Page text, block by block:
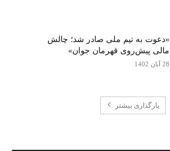
«دعوت به تیم ملی صادر شد؛ چالش
مالی پیش‌روی قهرمان جوان»
28 آبان 1402
بارگذاری بیشتر